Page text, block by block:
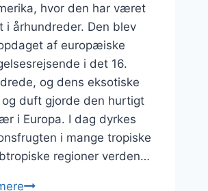
hvor den har været
i århundreder. Den blev
af europæiske
i det 16.
og dens eksotiske
og duft gjorde den hurtigt
i Europa. I dag dyrkes
i mange tropiske
regioner verden…
Passionsfruit